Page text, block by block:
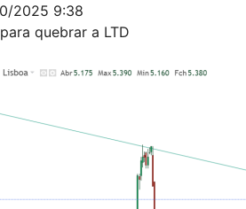
2025 9:38
quebrar a LTD